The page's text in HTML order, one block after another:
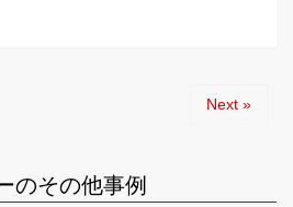
Next »
のその他事例